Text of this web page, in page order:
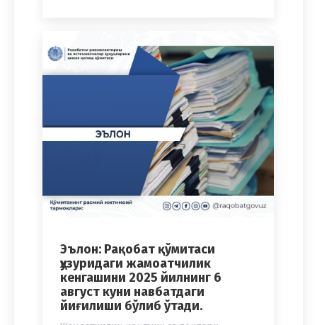
Эълон: Рақобат қўмитаси
ҳузуридаги жамоатчилик
кенгашини 2025 йилнинг 6
август куни навбатдаги
йиғилиши бўлиб ўтади.